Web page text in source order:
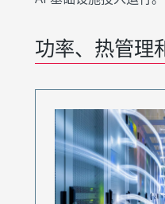
功率、热管理